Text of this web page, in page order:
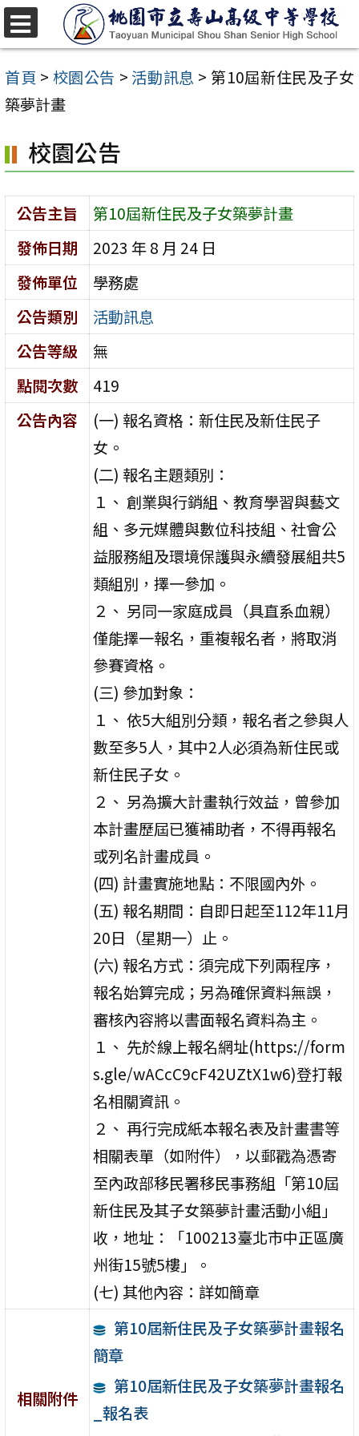
跳
至
主
要
容
區
首頁 > 校園公告 > 活動訊息 > 第10屆新住民及子女
築夢計畫
校園公告
公告主旨
第10屆新住民及子女築夢計畫
發佈日期
2023 年 8 月 24 日
發佈單位
學務處
公告類別
活動訊息
公告等級
無
點閱次數
419
公告內容
(一) 報名資格：新住民及新住民子
女。
(二) 報名主題類別：
１、 創業與行銷組、教育學習與藝文
組、多元媒體與數位科技組、社會公
益服務組及環境保護與永續發展組共5
類組別，擇一參加。
２、 另同一家庭成員（具直系血親）
僅能擇一報名，重複報名者，將取消
參賽資格。
(三) 參加對象：
１、 依5大組別分類，報名者之參與人
數至多5人，其中2人必須為新住民或
新住民子女。
２、 另為擴大計畫執行效益，曾參加
本計畫歷屆已獲補助者，不得再報名
或列名計畫成員。
(四) 計畫實施地點：不限國內外。
(五) 報名期間：自即日起至112年11月
20日（星期一）止。
(六) 報名方式：須完成下列兩程序，
報名始算完成；另為確保資料無誤，
審核內容將以書面報名資料為主。
１、 先於線上報名網址(https://form
s.gle/wACcC9cF42UZtX1w6)登打報
名相關資訊。
２、 再行完成紙本報名表及計畫書等
相關表單（如附件），以郵戳為憑寄
至內政部移民署移民事務組「第10屆
新住民及其子女築夢計畫活動小組」
收，地址：「100213臺北市中正區廣
州街15號5樓」。
(七) 其他內容：詳如簡章
相關附件
第10屆新住民及子女築夢計畫報名
簡章
第10屆新住民及子女築夢計畫報名
_報名表
選
單